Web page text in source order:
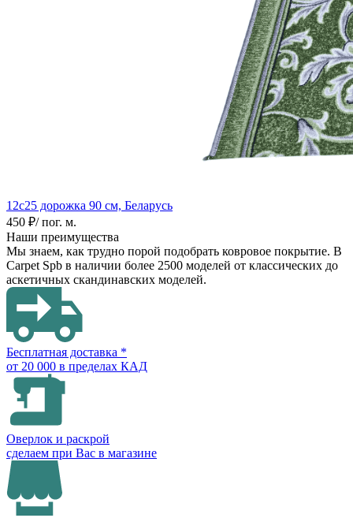
12с25 дорожка 90 см, Беларусь
450 ₽/ пог. м.
Наши преимущества
Мы знаем, как трудно порой подобрать ковровое покрытие. В
Carpet Spb в наличии более 2500 моделей от классических до
аскетичных скандинавских моделей.
Бесплатная доставка *
от 20 000 в пределах КАД
Оверлок и раскрой
сделаем при Вас в магазине